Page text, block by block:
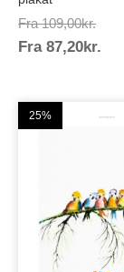
Fra 109,00kr.
Fra 87,20kr.
25%